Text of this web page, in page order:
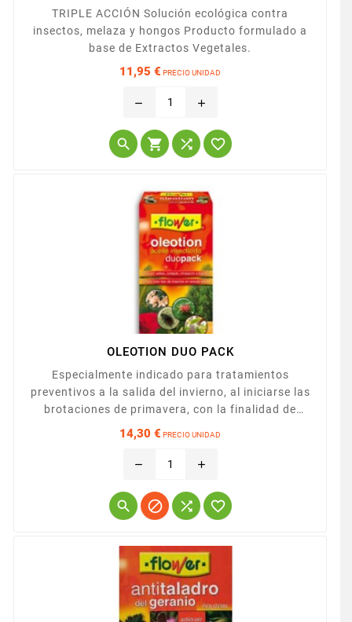
TRIPLE ACCIÓN Solución ecológica contra
insectos, melaza y hongos Producto formulado a
base de Extractos Vegetales.
11,95 € PRECIO UNIDAD
remove add
   
OLEOTION DUO PACK
Especialmente indicado para tratamientos
preventivos a la salida del invierno, al iniciarse las
brotaciones de primavera, con la finalidad de
rebajar los niveles de población de parásitos.
Presenta gran eficacia contra cochinillas, pulgones
y huevos y larvas de numerosos insectos, así como
14,30 € PRECIO UNIDAD
remove add
   